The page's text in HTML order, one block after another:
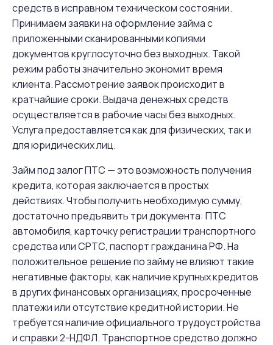
средств в исправном техническом состоянии.
Принимаем заявки на оформление займа с
приложенными сканированными копиями
документов круглосуточно без выходных. Такой
режим работы значительно экономит время
клиента. Рассмотрение заявок происходит в
кратчайшие сроки. Выдача денежных средств
осуществляется в рабочие часы без выходных.
Услуга предоставляется как для физических, так и
для юридических лиц.
Займ под залог ПТС — это возможность получения
кредита, которая заключается в простых
действиях. Чтобы получить необходимую сумму,
достаточно предъявить три документа: ПТС
автомобиля, карточку регистрации транспортного
средства или СРТС, паспорт гражданина РФ. На
положительное решение по займу не влияют такие
негативные факторы, как наличие крупных кредитов
в других финансовых организациях, просроченные
платежи или отсутствие кредитной истории. Не
требуется наличие официального трудоустройства
и справки 2-НДФЛ. Транспортное средство должно